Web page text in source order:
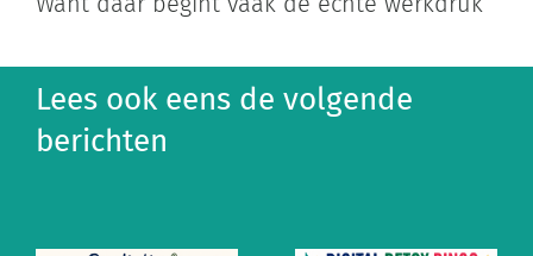
Lees ook eens de volgende
berichten